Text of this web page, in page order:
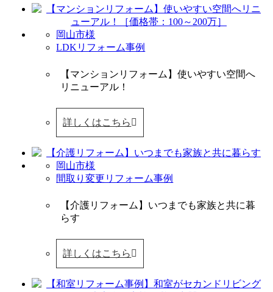
岡山市様
LDKリフォーム事例
【マンションリフォーム】使いやすい空間へ
リニューアル！
詳しくはこちら
岡山市様
間取り変更リフォーム事例
【介護リフォーム】いつまでも家族と共に暮
らす
詳しくはこちら